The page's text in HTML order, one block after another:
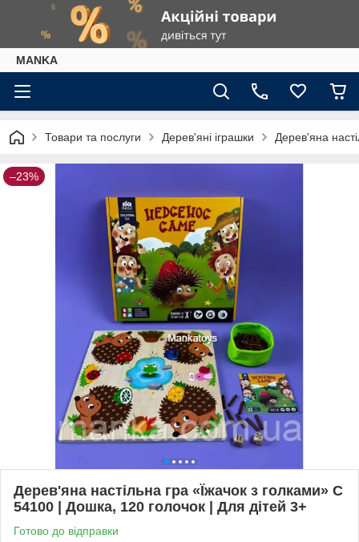
МАNKА
Товари та послуги Дерев'яні іграшки Дерев'яна
–23%
Дерев'яна настільна гра «Їжачок з голками» C
54100 | Дошка, 120 голочок | Для дітей 3+
Готово до відправки